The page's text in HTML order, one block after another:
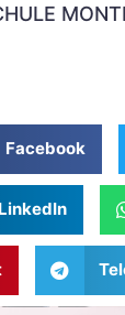
Facebook
LinkedIn